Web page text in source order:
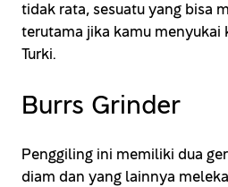
tidak rata, sesuatu yang bisa
terutama jika kamu menyukai
Turki.
Burrs Grinder
Penggiling ini memiliki dua
diam dan yang lainnya